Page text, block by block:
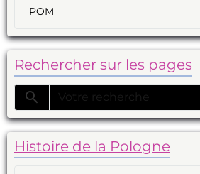
POM
Rechercher sur les pages
Histoire de la Pologne